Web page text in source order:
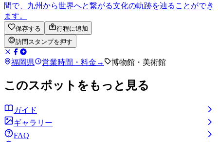
間で、九州から世界へと繋がる文化の軌跡を辿ることができ
ます。
保存する
行程に追加
訪問スタンプを押す
福岡県 営業時間・料金 → 博物館・美術館
このスポットをもっと見る
ガイド
ギャラリー
FAQ